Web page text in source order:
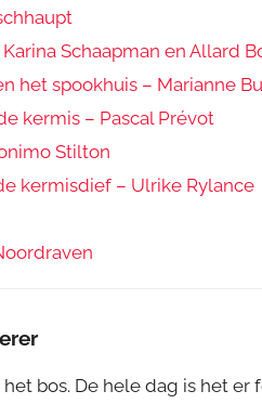
Schaapman en Allard
het spookhuis – Marianne
kermis – Pascal Prévot
Stilton
kermisdief – Ulrike Rylance
bos. De hele dag is het